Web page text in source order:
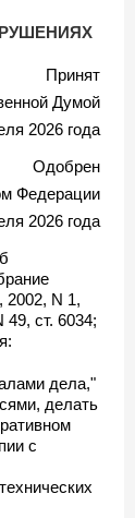
Принят
Думой
2026 года
Одобрен
Федерации
2026 года
2002, N 1,
49, ст. 6034;
дела,"
делать
с